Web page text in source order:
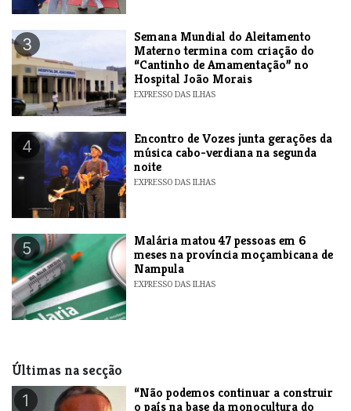
3
Semana Mundial do Aleitamento
Materno termina com criação do
“Cantinho de Amamentação” no
Hospital João Morais
EXPRESSO DAS ILHAS
4
Encontro de Vozes junta gerações da
música cabo-verdiana na segunda
noite
EXPRESSO DAS ILHAS
5
​Malária matou 47 pessoas em 6
meses na província moçambicana de
Nampula
EXPRESSO DAS ILHAS
Últimas na secção
1
“Não podemos continuar a construir
o país na base da monocultura do